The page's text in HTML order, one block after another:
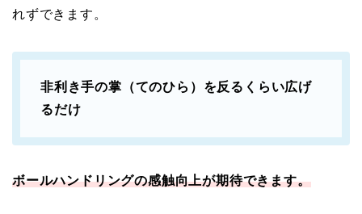
れずできます。
非利き手の掌（てのひら）を反るくらい広げ
るだけ
ボールハンドリングの感触向上が期待できます。